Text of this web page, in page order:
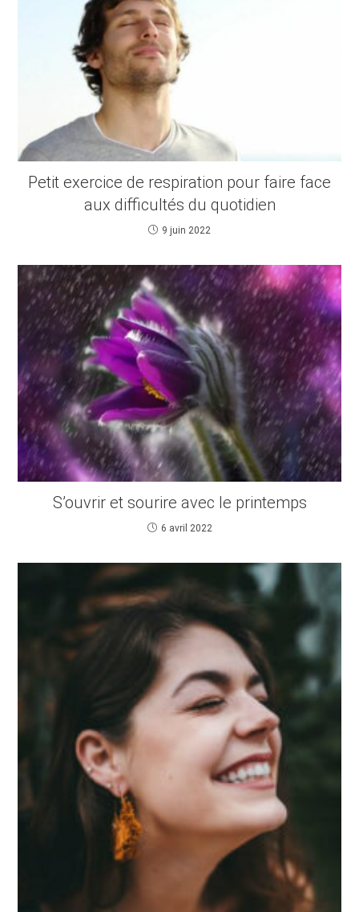
Petit exercice de respiration pour faire face
aux difficultés du quotidien
9 juin 2022
S’ouvrir et sourire avec le printemps
6 avril 2022